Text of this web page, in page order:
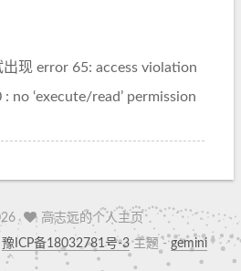
出现 error 65: access violation
no ‘execute/read’ permission
高志远的个人主页
豫ICP备18032781号-3 主题 -gemini